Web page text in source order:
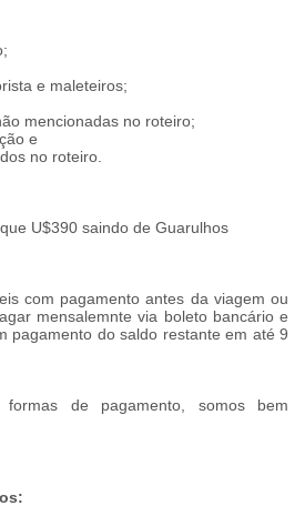
e maleteiros;
mencionadas no roteiro;
e
no roteiro.
U$390 saindo de Guarulhos
com pagamento antes da viagem ou
mensalemnte via boleto bancário e
pagamento do saldo restante em até 9
formas de pagamento, somos bem